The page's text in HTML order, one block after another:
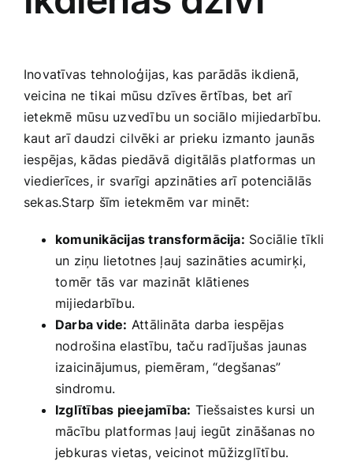
Inovatīvas tehnoloģijas, ‌kas parādās⁣ ikdienā,
veicina⁣ ne ⁤tikai mūsu ‍dzīves ērtības, ​bet⁢ arī
ietekmē​ mūsu ‍uzvedību un⁣ sociālo mijiedarbību.
kaut arī daudzi⁣ cilvēki⁣ ar prieku izmanto jaunās
iespējas, kādas piedāvā digitālās platformas un⁢
viedierīces, ir svarīgi apzināties arī ⁢potenciālās
sekas.Starp ‍šīm⁤ ietekmēm var minēt:
komunikācijas transformācija: Sociālie tīkli
un ziņu​ lietotnes ļauj sazināties acumirķi,
⁣tomēr tās var ​mazināt klātienes
mijiedarbību.
Darba ‌vide: Attālināta darba iespējas
nodrošina elastību, taču radījušas⁤ jaunas
izaicinājumus, piemēram, “degšanas”​
sindromu.
Izglītības pieejamība: ‍Tiešsaistes kursi un
mācību platformas ļauj iegūt zināšanas no
jebkuras vietas, ​veicinot​ mūžizglītību.